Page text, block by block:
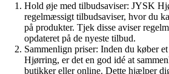
Hold øje med tilbudsaviser: JYSK
regelmæssigt tilbudsaviser, hvor du
på produkter. Tjek disse aviser
opdateret på de nyeste tilbud.
Sammenlign priser: Inden du køber
Hjørring, er det en god idé at
butikker eller online. Dette hjælper